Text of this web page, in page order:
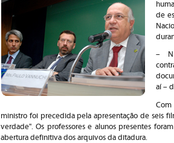
de
–
aí –
ministro foi precedida pela apresentação de seis
verdade". Os professores e alunos presentes
abertura definitiva dos arquivos da ditadura.